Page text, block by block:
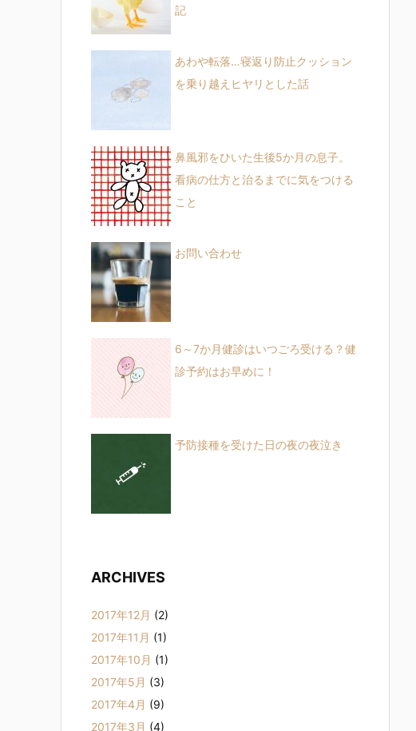
記
あわや転落…寝返り防止クッション
を乗り越えヒヤリとした話
鼻風邪をひいた生後5か月の息子。
看病の仕方と治るまでに気をつける
こと
お問い合わせ
6～7か月健診はいつごろ受ける？健
診予約はお早めに！
予防接種を受けた日の夜の夜泣き
ARCHIVES
2017年12月 (2)
2017年11月 (1)
2017年10月 (1)
2017年5月 (3)
2017年4月 (9)
2017年3月 (4)